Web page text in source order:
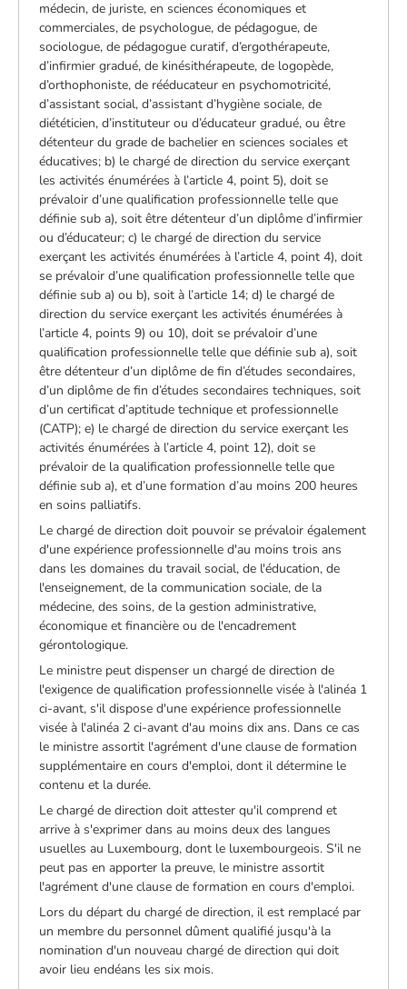
médecin, de juriste, en sciences économiques et
commerciales, de psychologue, de pédagogue, de
sociologue, de pédagogue curatif, d’ergothérapeute,
d’infirmier gradué, de kinésithérapeute, de logopède,
d’orthophoniste, de rééducateur en psychomotricité,
d’assistant social, d’assistant d’hygiène sociale, de
diététicien, d’instituteur ou d’éducateur gradué, ou être
détenteur du grade de bachelier en sciences sociales et
éducatives; b) le chargé de direction du service exerçant
les activités énumérées à l’article 4, point 5), doit se
prévaloir d’une qualification professionnelle telle que
définie sub a), soit être détenteur d’un diplôme d’infirmier
ou d’éducateur; c) le chargé de direction du service
exerçant les activités énumérées à l’article 4, point 4), doit
se prévaloir d’une qualification professionnelle telle que
définie sub a) ou b), soit à l’article 14; d) le chargé de
direction du service exerçant les activités énumérées à
l’article 4, points 9) ou 10), doit se prévaloir d’une
qualification professionnelle telle que définie sub a), soit
être détenteur d’un diplôme de fin d’études secondaires,
d’un diplôme de fin d’études secondaires techniques, soit
d’un certificat d’aptitude technique et professionnelle
(CATP); e) le chargé de direction du service exerçant les
activités énumérées à l’article 4, point 12), doit se
prévaloir de la qualification professionnelle telle que
définie sub a), et d’une formation d’au moins 200 heures
en soins palliatifs.
Le chargé de direction doit pouvoir se prévaloir également
d'une expérience professionnelle d'au moins trois ans
dans les domaines du travail social, de l'éducation, de
l'enseignement, de la communication sociale, de la
médecine, des soins, de la gestion administrative,
économique et financière ou de l'encadrement
gérontologique.
Le ministre peut dispenser un chargé de direction de
l'exigence de qualification professionnelle visée à l'alinéa 1
ci-avant, s'il dispose d'une expérience professionnelle
visée à l'alinéa 2 ci-avant d'au moins dix ans. Dans ce cas
le ministre assortit l'agrément d'une clause de formation
supplémentaire en cours d'emploi, dont il détermine le
contenu et la durée.
Le chargé de direction doit attester qu'il comprend et
arrive à s'exprimer dans au moins deux des langues
usuelles au Luxembourg, dont le luxembourgeois. S'il ne
peut pas en apporter la preuve, le ministre assortit
l'agrément d'une clause de formation en cours d'emploi.
Lors du départ du chargé de direction, il est remplacé par
un membre du personnel dûment qualifié jusqu'à la
nomination d'un nouveau chargé de direction qui doit
avoir lieu endéans les six mois.